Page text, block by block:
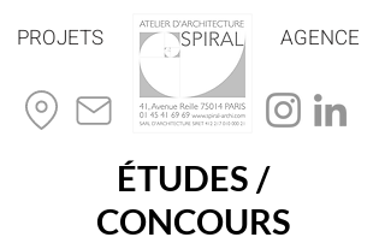
PROJETS AGENCE
ÉTUDES /
CONCOURS